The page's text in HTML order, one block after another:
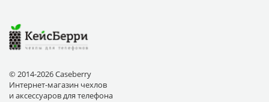
© 2014-2026 Caseberry
Интернет-магазин чехлов
и аксессуаров для телефона